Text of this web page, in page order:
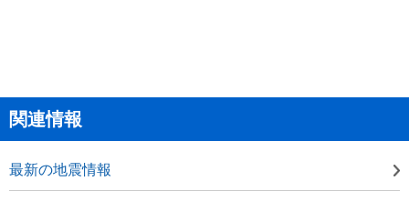
関連情報
最新の地震情報